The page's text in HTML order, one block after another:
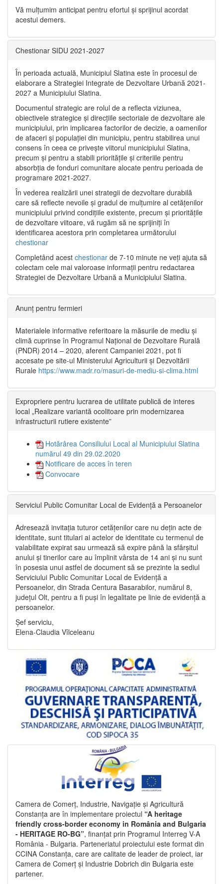
Vă mulţumim anticipat pentru efortul şi sprijinul acordat
acestui demers.
Chestionar SIDU 2021-2027
În perioada actuală, Municipiul Slatina este în procesul de
elaborare a Strategiei Integrate de Dezvoltare Urbană 2021‐
2027 a Municipiului Slatina.
Documentul strategic are rolul de a reflecta viziunea,
obiectivele strategice și direcțiile sectoriale de dezvoltare ale
municipiului, prin implicarea factorilor de decizie, a oamenilor
de afaceri și populației din municipiu, pentru stabilirea unui
consens în ceea ce privește viitorul municipiului Slatina,
precum și pentru a stabili prioritățile și criteriile pentru
absorbția de fonduri comunitare alocate pentru perioada de
programare 2021-2027.
În vederea realizării unei strategii de dezvoltare durabilă
care să reflecte nevoile și gradul de mulțumire al cetățenilor
municipiului privind condițiile existente, precum și prioritățile
de dezvoltare viitoare, vă rugăm să ne sprijiniți în
identificarea acestora prin completarea următorului
chestionar
Completând acest chestionar de 7-10 minute ne veți ajuta să
colectam cele mai valoroase informații pentru redactarea
Strategiei de Dezvoltare Urbană a Municipiului Slatina.
Anunț pentru fermieri
Materialele informative referitoare la măsurile de mediu și
climă cuprinse în Programul Național de Dezvoltare Rurală
(PNDR) 2014 – 2020, aferent Campaniei 2021, pot fi
accesate pe site-ul Ministerului Agriculturii și Dezvoltării
Rurale https://www.madr.ro/masuri-de-mediu-si-clima.html
Expropriere pentru lucrarea de utilitate publică de interes
local „Realizare variantă ocolitoare prin modernizarea
infrastructurii rutiere existente”
Hotărârea Consiliului Local al Municipiului Slatina
numărul 49 din 29.02.2020
Notificare de acces în teren
Convocare
Serviciul Public Comunitar Local de Evidență a Persoanelor
Adresează invitația tuturor cetățenilor care nu dețin acte de
identitate, sunt titulari ai actelor de identitate cu termenul de
valabilitate expirat sau urmează să expire până la sfârșitul
anului și tinerilor care au împlinit vârsta de 14 ani și nu sunt
în posesia unui astfel de document să se prezinte la sediul
Serviciului Public Comunitar Local de Evidență a
Persoanelor, din Strada Centura Basarabilor, numărul 8,
județul Olt, pentru a fi puși în legalitate pe linie de evidență a
persoanelor.
Șef serviciu,
Elena-Claudia Vîlceleanu
Camera de Comerț, Industrie, Navigație și Agricultură
Constanța are în implementare proiectul “A heritage
friendly cross-border economy in România and Bulgaria
- HERITAGE RO-BG”, finanțat prin Programul Interreg V-A
România - Bulgaria. Parteneriatul proiectului este format din
CCINA Constanța, care are calitate de leader de proiect, iar
Camera de Comerț și Industrie Dobrich din Bulgaria este
partener.